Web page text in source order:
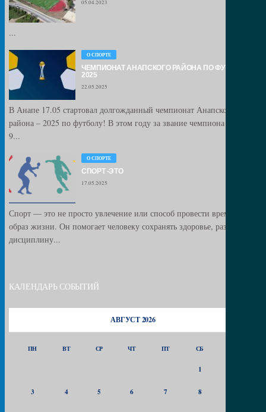
05.04.2023
...
О СПОРТЕ
ЧЕМПИОНАТ АНАПСКОГО РАЙОНА ПО ФУТБОЛУ –
2025
22.05.2025
В Анапе 17.05 стартовал долгожданный чемпионат Анапского
района – 2025 по футболу! В этом году за звание чемпиона сразятся
9...
О СПОРТЕ
СПОРТ -ЭТО
17.05.2025
Спорт — это не просто увлечение или способ провести время, это
образ жизни. Он помогает человеку сохранять здоровье, развивать
дисциплину...
КАЛЕНДАРЬ СОБЫТИЙ
АВГУСТ 2026
ПН ВТ СР ЧТ ПТ СБ
1
3 4 5 6 7 8